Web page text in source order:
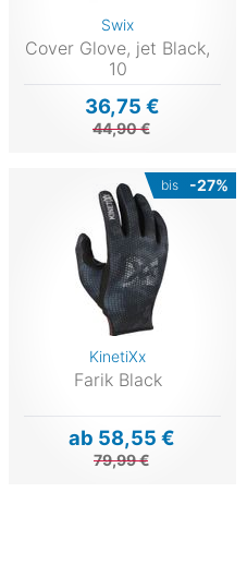
Swix
Cover Glove, jet Black,
10
36,75 €
44,90 €
bis -27%
KinetiXx
Farik Black
ab 58,55 €
79,99 €